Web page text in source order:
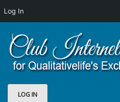
Log In
LOG IN